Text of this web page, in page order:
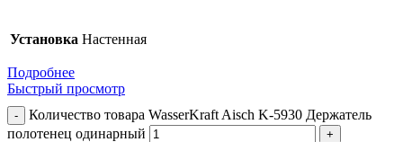
Установка Настенная
Подробнее
Быстрый просмотр
Количество товара WasserKraft Aisch K-5930 Держатель
полотенец одинарный